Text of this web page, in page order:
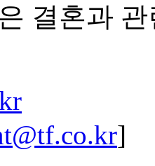
결혼과
]